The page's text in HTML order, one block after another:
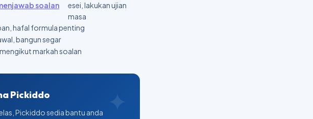
soalan
esei, lakukan ujian
masa
hafal formula penting
bangun segar
markah soalan
Pickiddo
Pickiddo sedia bantu anda